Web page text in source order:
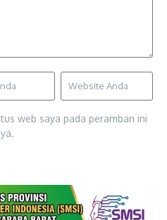
web saya pada peramban ini